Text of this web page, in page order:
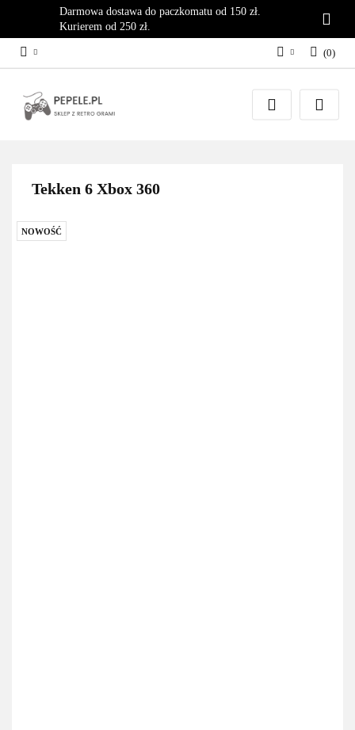
Darmowa dostawa do paczkomatu od 150 zł.
Kurierem od 250 zł.
Zaloguj się
Załóż konto
(0)
Tekken 6 Xbox 360
NOWOŚĆ